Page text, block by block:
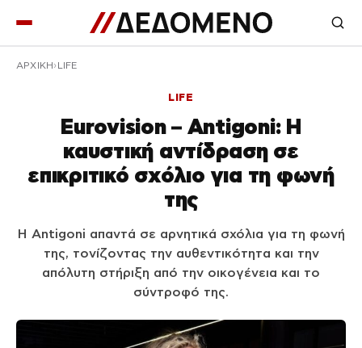
ΑΡΧΙΚΉ LIFE
LIFE
Eurovision – Antigoni: Η
καυστική αντίδραση σε
επικριτικό σχόλιο για τη φωνή
της
Η Antigoni απαντά σε αρνητικά σχόλια για τη φωνή
της, τονίζοντας την αυθεντικότητα και την
απόλυτη στήριξη από την οικογένεια και το
σύντροφό της.